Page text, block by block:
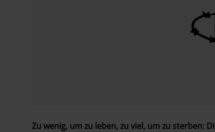
Zu wenig, um zu leben, zu viel, um zu sterben: